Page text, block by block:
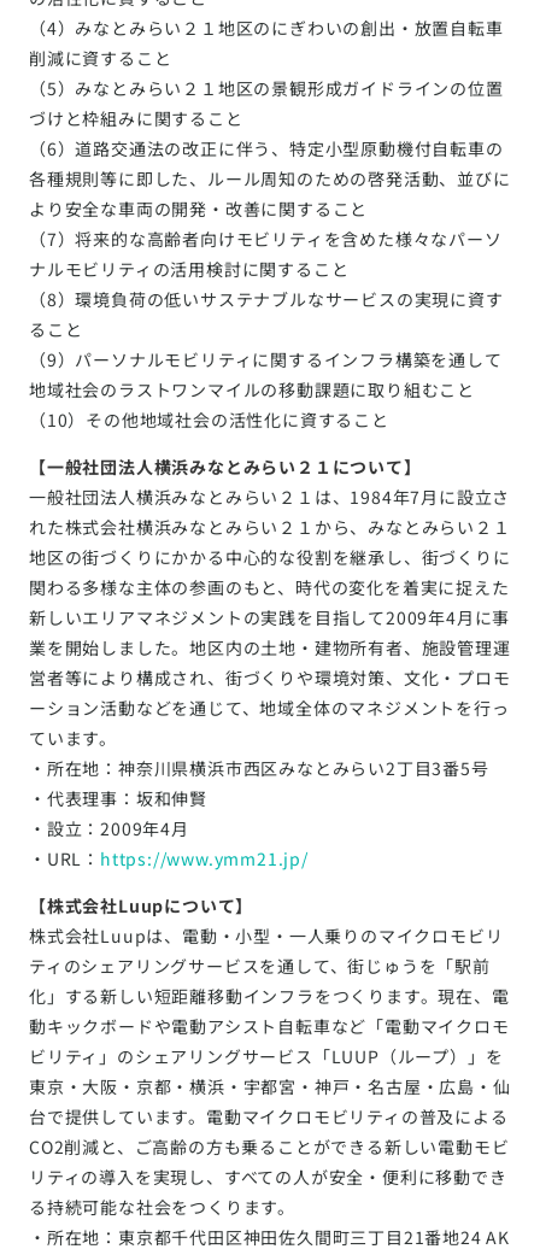
（4）みなとみらい２１地区のにぎわいの創出・放置自転車
削減に資すること
（5）みなとみらい２１地区の景観形成ガイドラインの位置
づけと枠組みに関すること
（6）道路交通法の改正に伴う、特定小型原動機付自転車の
各種規則等に即した、ルール周知のための啓発活動、並びに
より安全な車両の開発・改善に関すること
（7）将来的な高齢者向けモビリティを含めた様々なパーソ
ナルモビリティの活用検討に関すること
（8）環境負荷の低いサステナブルなサービスの実現に資す
ること
（9）パーソナルモビリティに関するインフラ構築を通して
地域社会のラストワンマイルの移動課題に取り組むこと
（10）その他地域社会の活性化に資すること
【一般社団法人横浜みなとみらい２１について】
一般社団法人横浜みなとみらい２１は、1984年7月に設立さ
れた株式会社横浜みなとみらい２１から、みなとみらい２１
地区の街づくりにかかる中心的な役割を継承し、街づくりに
関わる多様な主体の参画のもと、時代の変化を着実に捉えた
新しいエリアマネジメントの実践を目指して2009年4月に事
業を開始しました。地区内の土地・建物所有者、施設管理運
営者等により構成され、街づくりや環境対策、文化・プロモ
ーション活動などを通じて、地域全体のマネジメントを行っ
ています。
・所在地：神奈川県横浜市西区みなとみらい2丁目3番5号
・代表理事：坂和伸賢
・設立：2009年4月
・URL： https://www.ymm21.jp/
【株式会社Luupについて】
株式会社Luupは、電動・小型・一人乗りのマイクロモビリ
ティのシェアリングサービスを通して、街じゅうを「駅前
化」する新しい短距離移動インフラをつくります。現在、電
動キックボードや電動アシスト自転車など「電動マイクロモ
ビリティ」のシェアリングサービス「LUUP（ループ）」を
東京・大阪・京都・横浜・宇都宮・神戸・名古屋・広島・仙
台で提供しています。電動マイクロモビリティの普及による
CO2削減と、ご高齢の方も乗ることができる新しい電動モビ
リティの導入を実現し、すべての人が安全・便利に移動でき
る持続可能な社会をつくります。
・所在地：東京都千代田区神田佐久間町三丁目21番地24 AK